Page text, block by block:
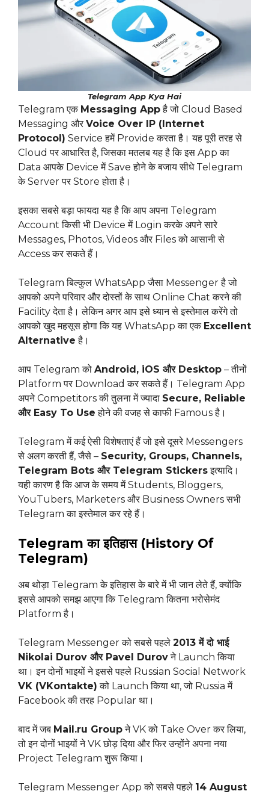
Telegram App Kya Hai
Telegram एक Messaging Appहै जो Cloud Based
Messaging और Voice Over IP (Internet
Protocol) Service हमें Provide करता है। यह पूरी तरह से
Cloud पर आधारित है, जिसका मतलब यह है कि इस App का
Data आपके Device में Save होने के बजाय सीधे Telegram
के Server पर Store होता है।
इसका सबसे बड़ा फायदा यह है कि आप अपना Telegram
Account किसी भी Device में Login करके अपने सारे
Messages, Photos, Videos और Files को आसानी से
Access कर सकते हैं।
Telegram बिल्कुल WhatsApp जैसा Messenger है जो
आपको अपने परिवार और दोस्तों के साथ Online Chat करने की
Facility देता है। लेकिन अगर आप इसे ध्यान से इस्तेमाल करेंगे तो
आपको खुद महसूस होगा कि यह WhatsApp का एक Excellent
Alternative है।
आप Telegram को Android, iOS और Desktop – तीनों
Platform पर Download कर सकते हैं। Telegram App
अपने Competitors की तुलना में ज्यादा Secure, Reliable
और Easy To Use होने की वजह से काफी Famous है।
Telegram में कई ऐसी विशेषताएं हैं जो इसे दूसरे Messengers
से अलग करती हैं, जैसे – Security, Groups, Channels,
Telegram Bots और Telegram Stickersइत्यादि।
यही कारण है कि आज के समय में Students, Bloggers,
YouTubers, Marketers और Business Owners सभी
Telegram का इस्तेमाल कर रहे हैं।
Telegram का इतिहास (History Of
Telegram)
अब थोड़ा Telegram के इतिहास के बारे में भी जान लेते हैं, क्योंकि
इससे आपको समझ आएगा कि Telegram कितना भरोसेमंद
Platform है।
Telegram Messenger को सबसे पहले 2013 में दो भाई
Nikolai Durov और Pavel Durovने Launch किया
था। इन दोनों भाइयों ने इससे पहले Russian Social Network
VK (VKontakte) को Launch किया था, जो Russia में
Facebook की तरह Popular था।
बाद में जब Mail.ru Groupने VK को Take Over कर लिया,
तो इन दोनों भाइयों ने VK छोड़ दिया और फिर उन्होंने अपना नया
Project Telegram शुरू किया।
Telegram Messenger App को सबसे पहले 14 August